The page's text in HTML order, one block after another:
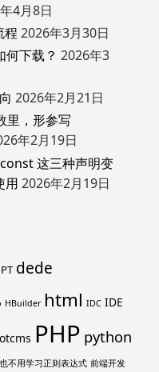
4月8日
程 2026年3月30日
下载？ 2026年3
2026年2月21日
里，形参写
年2月19日
这三种声明变
用 2026年2月19日
dede
HBuilder html IDC IDE
PHP python
不用学习正则表达式 前端开发